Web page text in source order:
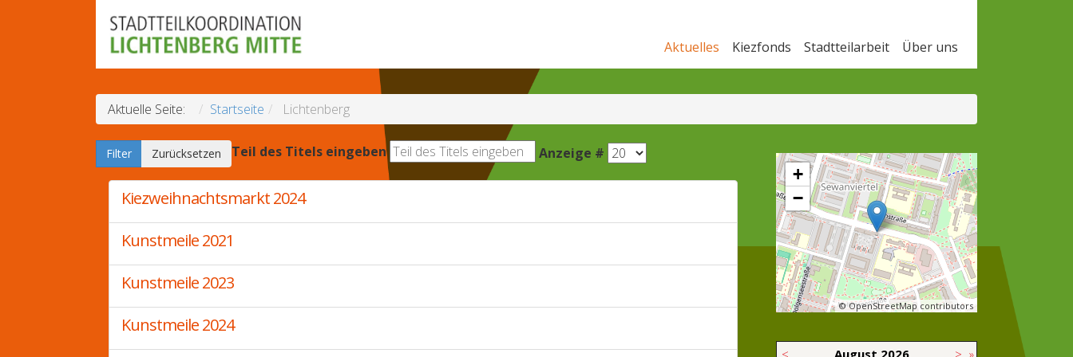
Aktuelles Kiezfonds Stadtteilarbeit Über uns
Aktuelle Seite: Startseite Lichtenberg
Teil des Titels eingeben
Filter Zurücksetzen Anzeige #
Kiezweihnachtsmarkt 2024
Kunstmeile 2021
Kunstmeile 2023
Kunstmeile 2024
+
−
© OpenStreetMap contributors
< August 2026 > »